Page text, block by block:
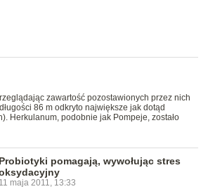
zawartość pozostawionych przez nich
86 m odkryto największe jak dotąd
Herkulanum, podobnie jak Pompeje, zostało
Probiotyki pomagają, wywołując stres
11 maja 2011, 13:33